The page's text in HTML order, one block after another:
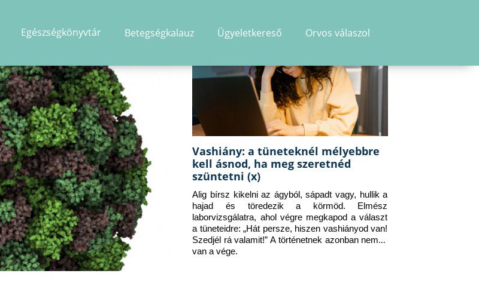
Egészségkönyvtár Betegségkalauz Ügyeletkereső Orvos válaszol
Vashiány: a tüneteknél mélyebbre
kell ásnod, ha meg szeretnéd
szüntetni (x)
Alig bírsz kikelni az ágyból, sápadt vagy, hullik a
hajad és töredezik a körmöd. Elmész
laborvizsgálatra, ahol végre megkapod a választ
a tüneteidre: „Hát persze, hiszen vashiányod van!
Szedjél rá valamit!” A történetnek azonban nem itt
van a vége.